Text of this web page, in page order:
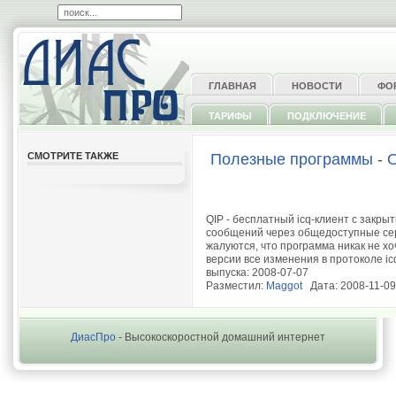
ГЛАВНАЯ НОВОСТИ
ТАРИФЫ ПОДКЛЮЧЕНИЕ
СМОТРИТЕ ТАКЖЕ Полезные программы -
QIP - бесплатный icq-клиент с
сообщений через общедоступные
жалуются, что программа никак не
версии все изменения в протоколе
выпуска: 2008-07-07
Разместил: MaggotДата: 2008-11-
ДиасПро - Высокоскоростной домашний интернет